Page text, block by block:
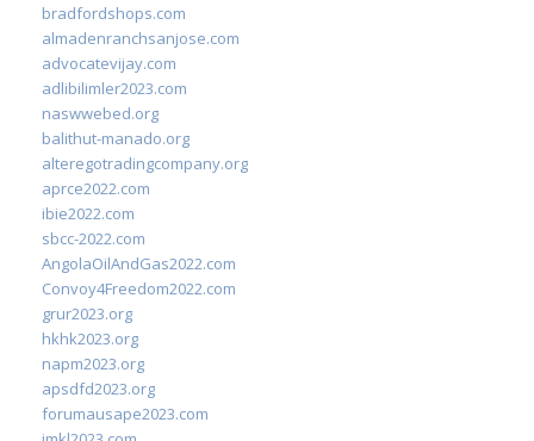
bradfordshops.com
almadenranchsanjose.com
advocatevijay.com
adlibilimler2023.com
naswwebed.org
balithut-manado.org
alteregotradingcompany.org
aprce2022.com
ibie2022.com
sbcc-2022.com
AngolaOilAndGas2022.com
Convoy4Freedom2022.com
grur2023.org
hkhk2023.org
napm2023.org
apsdfd2023.org
forumausape2023.com